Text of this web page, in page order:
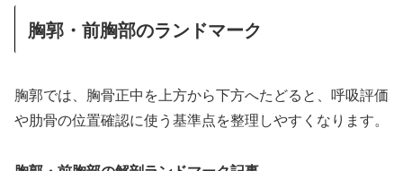
胸郭・前胸部のランドマーク
胸郭では、胸骨正中を上方から下方へたどると、呼吸評価
や肋骨の位置確認に使う基準点を整理しやすくなります。